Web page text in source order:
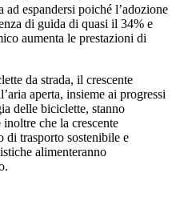
espandersi poiché l’adozione
di guida di quasi il 34% e
aumenta le prestazioni di
da strada, il crescente
aperta, insieme ai progressi
delle biciclette, stanno
che la crescente
di trasporto sostenibile e
alimenteranno